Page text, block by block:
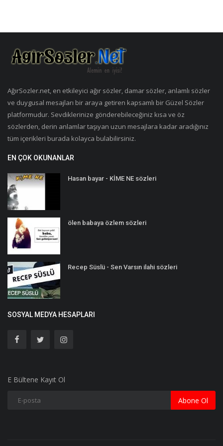
AğırSozler.net, en etkileyici ağır sözler, damar sözler, anlamlı sözler
ve duygusal mesajları bir araya getiren kapsamlı bir Güzel Sözler
platformudur. Sevdiklerinize gönderebileceğiniz kısa ve öz
sözlerden, derin anlamlar taşıyan uzun mesajlara kadar aradığınız
tüm içerikleri burada kolayca bulabilirsiniz.
EN ÇOK OKUNANLAR
Hasan bayar - KİME NE sözleri
ölen babaya özlem sözleri
Recep Süslü - Sen Varsın ilahi sözleri
SOSYAL MEDYA HESAPLARI
E Bültene Kayıt Ol
Abone Ol